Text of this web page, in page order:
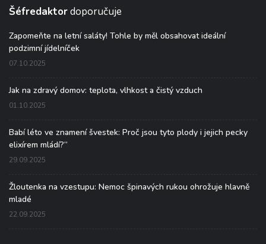
Šéfredaktordoporučuje
Zapomeňte na letní saláty! Tohle by měl obsahovat ideální
podzimní jídelníček
07.10.2025
Jak na zdravý domov: teplota, vlhkost a čistý vzduch
01.10.2025
Babí léto ve znamení švestek: Proč jsou tyto plody i jejich pecky
elixírem mládí?“
29.09.2025
Žloutenka na vzestupu: Nemoc špinavých rukou ohrožuje hlavně
mladé
22.09.2025